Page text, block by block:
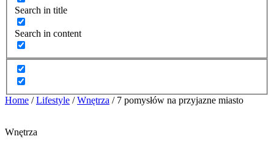
Search in title
Search in content
Home / Lifestyle / Wnętrza / 7 pomysłów na przyjazne miasto
Wnętrza